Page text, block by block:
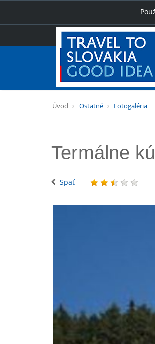
Úvod Ostatné Fotogaléria
Termálne
Späť